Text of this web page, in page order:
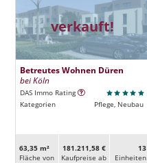
verkauft!
Betreutes Wohnen Düren
bei Köln
DAS Immo Rating
Kategorien
Pflege, Neubau
63,35 m²
Fläche von
181.211,58 €
Kaufpreise ab
13
Ein­heiten